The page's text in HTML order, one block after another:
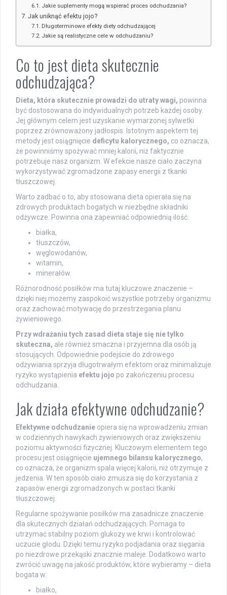
Jakie suplementy mogą wspierać proces odchudzania?
Jak uniknąć efektu jojo?
Długoterminowe efekty diety odchudzającej
Jakie są realistyczne cele w odchudzaniu?
Co to jest dieta skutecznie
odchudzająca?
Dieta, która skutecznie prowadzi do utraty wagi, powinna
być dostosowana do indywidualnych potrzeb każdej osoby.
Jej głównym celem jest uzyskanie wymarzonej sylwetki
poprzez zrównoważony jadłospis. Istotnym aspektem tej
metody jest osiągnięcie deficytu kalorycznego, co oznacza,
że ​​powinniśmy spożywać mniej kalorii, niż faktycznie
potrzebuje nasz organizm. W efekcie nasze ciało zaczyna
wykorzystywać zgromadzone zapasy energii z tkanki
tłuszczowej.
Warto zadbać o to, aby stosowana dieta opierała się na
zdrowych produktach bogatych w niezbędne składniki
odżywcze. Powinna ona zapewniać odpowiednią ilość:
białka,
tłuszczów,
węglowodanów,
witamin,
minerałów.
Różnorodność posiłków ma tutaj kluczowe znaczenie –
dzięki niej możemy zaspokoić wszystkie potrzeby organizmu
oraz zachować motywację do przestrzegania planu
żywieniowego.
Przy wdrażaniu tych zasad dieta staje się nie tylko
skuteczna, ale również smaczna i przyjemna dla osób ją
stosujących. Odpowiednie podejście do zdrowego
odżywiania sprzyja długotrwałym efektom oraz minimalizuje
ryzyko wystąpienia efektu jojo po zakończeniu procesu
odchudzania.
Jak działa efektywne odchudzanie?
Efektywne odchudzanie opiera się na wprowadzeniu zmian
w codziennych nawykach żywieniowych oraz zwiększeniu
poziomu aktywności fizycznej. Kluczowym elementem tego
procesu jest osiągnięcie ujemnego bilansu kalorycznego,
co oznacza, że organizm spala więcej kalorii, niż otrzymuje z
jedzenia. W ten sposób ciało zmusza się do korzystania z
zapasów energii zgromadzonych w postaci tkanki
tłuszczowej.
Regularne spożywanie posiłków ma zasadnicze znaczenie
dla skutecznych działań odchudzających. Pomaga to
utrzymać stabilny poziom glukozy we krwi i kontrolować
uczucie głodu. Dzięki temu ryzyko podjadania oraz sięgania
po niezdrowe przekąski znacznie maleje. Dodatkowo warto
zwrócić uwagę na jakość produktów, które wybieramy – dieta
bogata w:
białko,